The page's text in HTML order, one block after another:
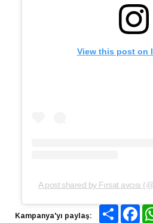
View this post on
A post shared by Fırsat avcısı
Kampanya'yı paylaş:
Share